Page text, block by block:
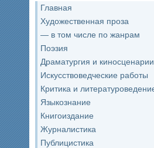
Главная
Художественная проза
— в том числе по жанрам
Поэзия
Драматургия и киносценарии
Искусствоведческие работы
Критика и
Языкознание
Книгоиздание
Журналистика
Публицистика